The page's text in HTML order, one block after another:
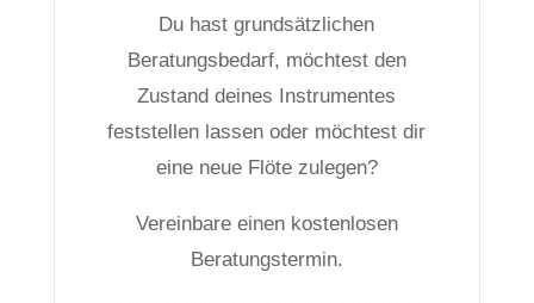
Du hast grundsätzlichen
Beratungsbedarf, möchtest den
Zustand deines Instrumentes
feststellen lassen oder möchtest dir
eine neue Flöte zulegen?
Vereinbare einen kostenlosen
Beratungstermin.